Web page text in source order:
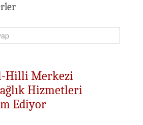
Hilli Merkezi
Hizmetleri
Ediyor